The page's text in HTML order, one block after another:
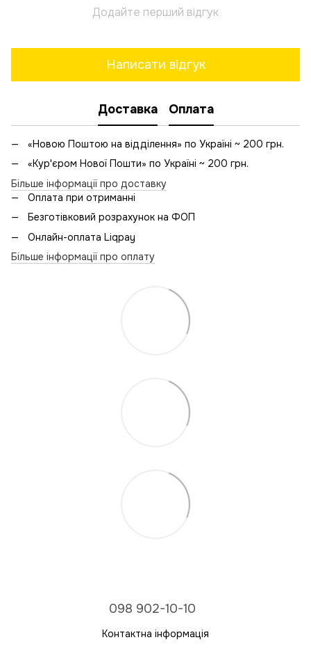
Додайте перший відгук
Написати відгук
Доставка Оплата
«Новою Поштою на відділення» по Україні ~ 200 грн.
«Кур'єром Нової Пошти» по Україні ~ 200 грн.
Більше інформації про доставку
Оплата при отриманні
Безготівковий розрахунок на ФОП
Онлайн-оплата Liqpay
Більше інформації про оплату
098 902-10-10
Контактна інформація